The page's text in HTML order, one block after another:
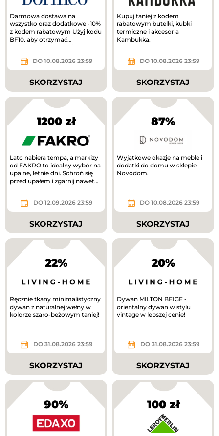
Darmowa dostawa na
wszystko oraz dodatkowe -10%
z kodem rabatowym Użyj kodu
BF10, aby otrzymać
DO 10.08.2026 23:59
SKORZYSTAJ
Kupuj taniej z kodem
rabatowym butelki, kubki
termiczne i akcesoria
Kambukka.
DO 10.08.2026 23:59
SKORZYSTAJ
1200 zł
Lato nabiera tempa, a markizy
od FAKRO to idealny wybór na
upalne, letnie dni. Schroń się
przed upałem i zgarnij nawet
DO 12.09.2026 23:59
SKORZYSTAJ
87%
Wyjątkowe okazje na meble i
dodatki do domu w sklepie
Novodom.
DO 10.08.2026 23:59
SKORZYSTAJ
22%
Ręcznie tkany minimalistyczny
dywan z naturalnej wełny w
kolorze szaro-beżowym taniej!
DO 31.08.2026 23:59
SKORZYSTAJ
20%
Dywan MILTON BEIGE -
orientalny dywan w stylu
vintage w lepszej cenie!
DO 31.08.2026 23:59
SKORZYSTAJ
90% 100 zł